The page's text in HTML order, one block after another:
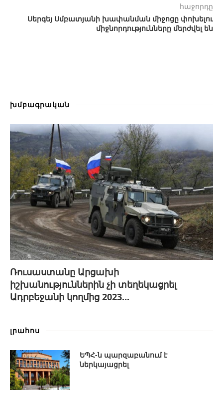
հաջորդը
Սերգեյ Սմբատյանի խափանման միջոցը փոխելու
միջնորդությունները մերժվել են
խմբագրական
Ռուսաստանը Արցախի
իշխանություններին չի տեղեկացրել
Ադրբեջանի կողմից 2023...
լրահոս
ԵՊՀ-ն պարզաբանում է
ներկայացրել